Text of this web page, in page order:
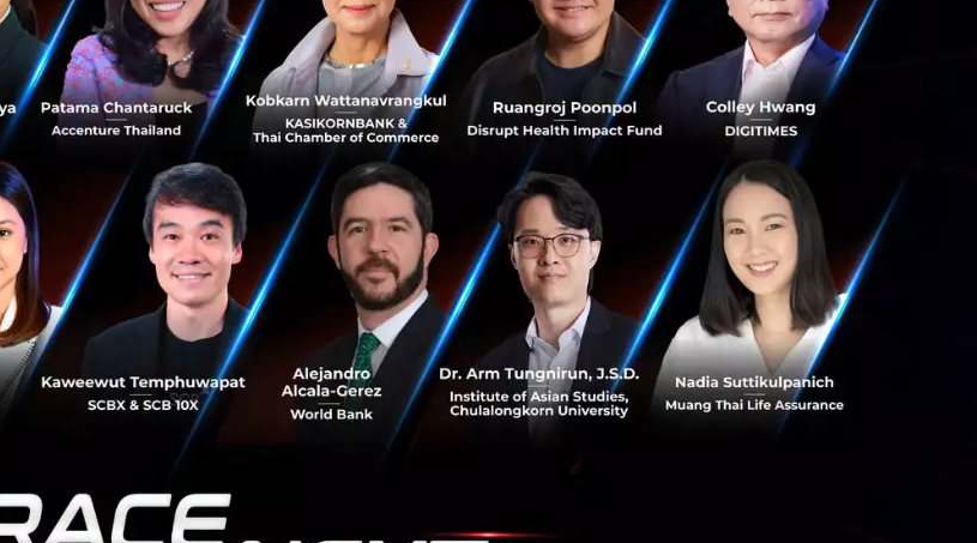
ร์ทเนอร์กับเรา เราจะเน้นการพัฒนาระบบร่วมกันระหว่างระบบ
FastChat) ของ Techmatrix และระบบ ChocoCRM,
บโจทย์กับลูกค้าในกลุ่มธุรกิจ SMEs และ Corporates ในโลกยุคใหม่
ระสบการณ์ (Customer Experience) ที่ดีที่สุดให้กับลูกค้าของธุรกิจ
ามคิดเห็นและพูดคุยกับทีมผู้บริหารและทีมงานจาก Techmatrix เราได้
2 องค์กรที่ไปในทิศทางเดียวกัน เรามีความยินดีที่จะได้ร่วมงานกับ
ในไทยและใน ASEAN ในอนาคตอันใกล้นี้ สำหรับพาร์ทเนอร์ไทยทั้ง
เวท อิควิตี้ ทรัสต์ 1 และอินโนสเปซ (ประเทศไทย) เราขอขอบคุณที่
และให้แรงสนับสนุนตลอดมา จากการที่มีพาร์ทเนอร์ทั้ง 3 ราย
เติบโตไปในทิศทางที่มั่นคงและสามารถเป็นบริษัทฯ Startup ไทย ที่
ารได้ในระดับภูมิภาค”
นอร์ที่แข็งแกร่ง ใน Series C ที่ก้าวกระโดด ChocoCRM มีความมุ่งมั่นที่
ามต้องการของตลาด พร้อมรองรับการเปลี่ยนแปลงในการบริการ
Experience (CX) Division ที่เริ่มเกิดขึ้นในองค์กรใหญ่ในต่างประเทศ
ระเทศไทยและภูมิภาคอาเซียน เสริมศักยภาพทางธุรกิจ CRM และ